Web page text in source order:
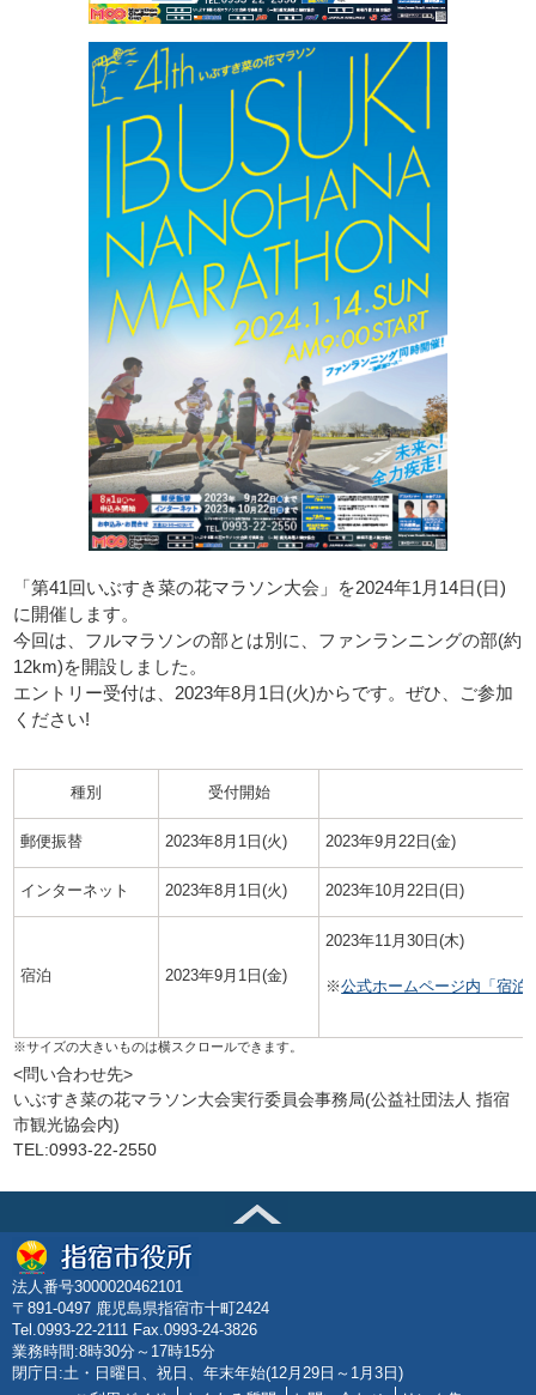
「第41回いぶすき菜の花マラソン大会」を2024年1月14日(日)
に開催します。
今回は、フルマラソンの部とは別に、ファンランニングの部(約
12km)を開設しました。
エントリー受付は、2023年8月1日(火)からです。ぜひ、ご参加
ください!
種別 受付開始
郵便振替 2023年8月1日(火) 2023年9月22日(金)
インターネット 2023年8月1日(火) 2023年10月22日(日)
宿泊 2023年9月1日(金)
2023年11月30日(木)
※公式ホームページ内「宿泊
<問い合わせ先>
いぶすき菜の花マラソン大会実行委員会事務局(公益社団法人 指宿
市観光協会内)
TEL:0993-22-2550
法人番号3000020462101
〒891-0497 鹿児島県指宿市十町2424
Tel.0993-22-2111 Fax.0993-24-3826
業務時間:8時30分～17時15分
閉庁日:土・日曜日、祝日、年末年始(12月29日～1月3日)